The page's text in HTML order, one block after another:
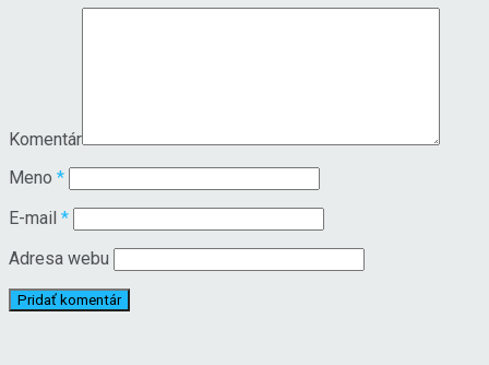
Komentár
Meno *
E-mail *
Adresa webu